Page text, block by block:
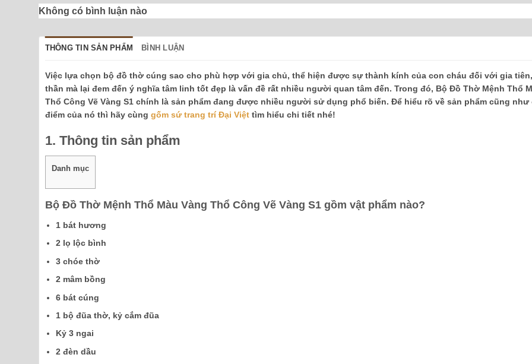
Không có bình luận nào
THÔNG TIN SẢN PHẨM BÌNH LUẬN
Việc lựa chọn bộ đồ thờ cúng sao cho phù hợp với gia chủ, thể hiện được sự thành kính của con cháu đối với gia
thần mà lại đem đến ý nghĩa tâm linh tốt đẹp là vấn đề rất nhiều người quan tâm đến. Trong đó, Bộ Đồ Thờ Mệnh Thổ
Thổ Công Vẽ Vàng S1 chính là sản phẩm đang được nhiều người sử dụng phổ biến. Để hiểu rõ về sản phẩm cũng như
điểm của nó thì hãy cùng gốm sứ trang trí Đại Việttìm hiểu chi tiết nhé!
1. Thông tin sản phẩm
Danh mục
Bộ Đồ Thờ Mệnh Thổ Màu Vàng Thổ Công Vẽ Vàng S1 gồm vật phẩm nào?
1 bát hương
2 lọ lộc bình
3 chóe thờ
2 mâm bồng
6 bát cúng
1 bộ đũa thờ, kỷ cắm đũa
Kỷ 3 ngai
2 đèn dầu